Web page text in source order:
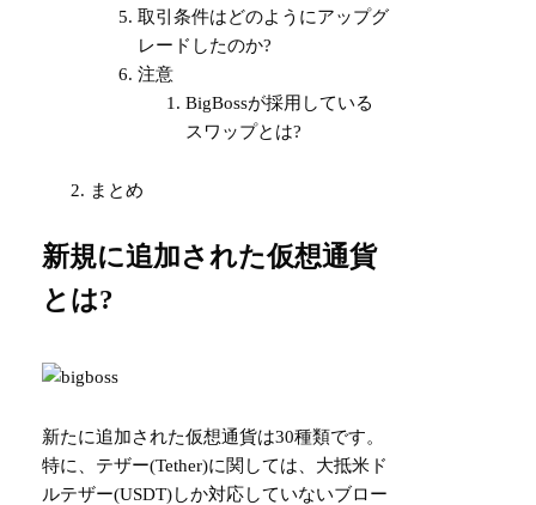
取引条件はどのようにアップグ
レードしたのか?
注意
BigBossが採用している
スワップとは?
まとめ
新規に追加された仮想通貨
とは?
新たに追加された仮想通貨は30種類です。
特に、テザー(Tether)に関しては、大抵米ド
ルテザー(USDT)しか対応していないブロー